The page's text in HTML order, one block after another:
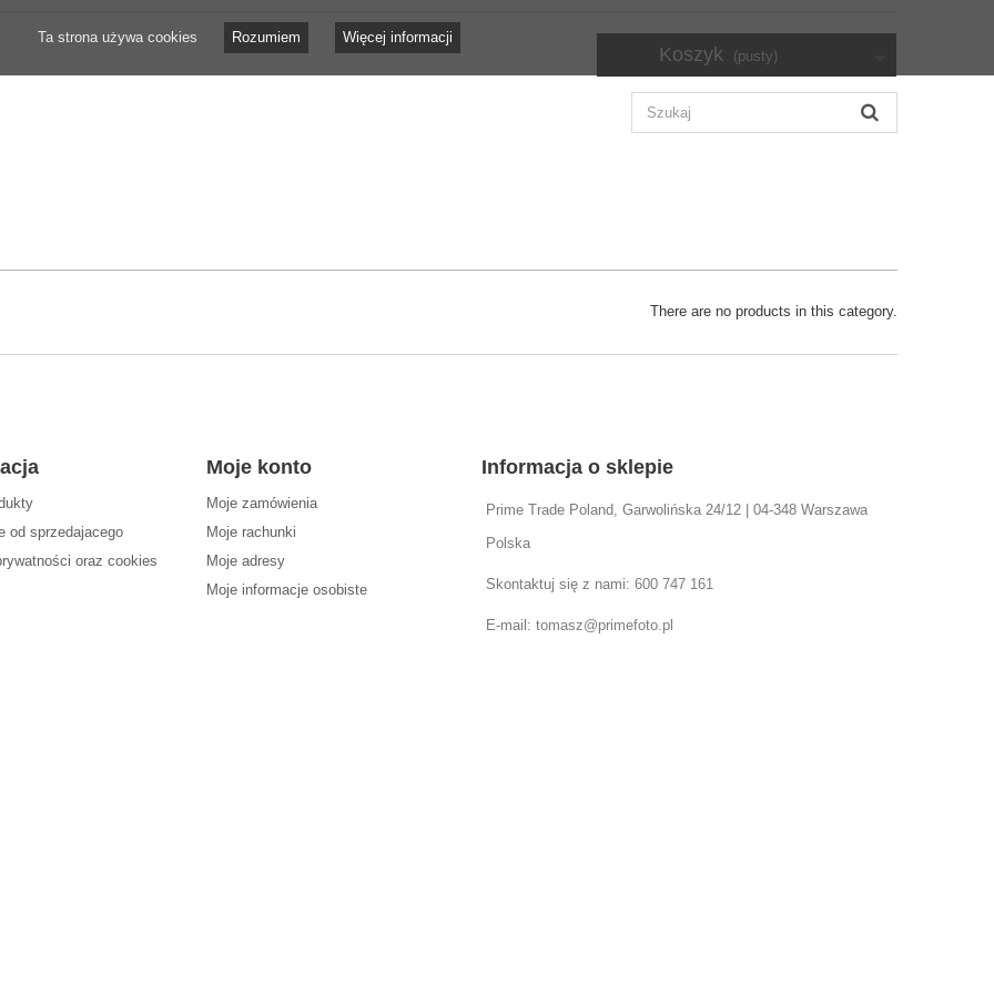
Ta strona używa cookies Rozumiem Więcej informacji
Koszyk (pusty)
There are no products in this category.
od sprzedajacego
oraz cookies
Moje konto
Moje zamówienia
Moje rachunki
Moje adresy
Moje informacje osobiste
Informacja o sklepie
Prime Trade Poland, Garwolińska 24/12 | 04-348 Warszawa
Polska
Skontaktuj się z nami: 600 747 161
E-mail: tomasz@primefoto.pl